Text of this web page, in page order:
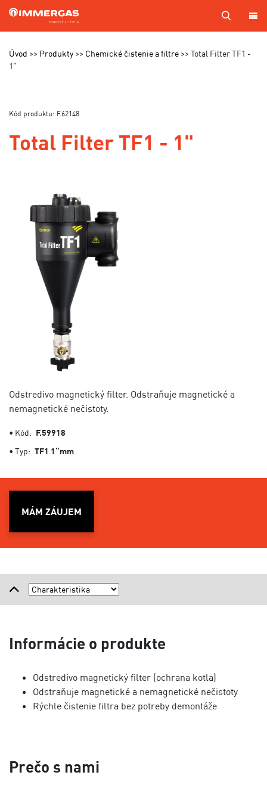
PRODUKTY
CENNÍKY
VÝROBA
Úvod Produkty Chemické čistenie a filtre
Total Filter TF1 -
1"
Kód produktu: F.62148
Total Filter TF1 - 1"
Odstredivo magnetický filter. Odstraňuje magnetické a
nemagnetické nečistoty.
• Kód: F.59918
• Typ: TF1 1“mm
MÁM ZÁUJEM
Informácie o produkte
Odstredivo magnetický filter (ochrana kotla)
Odstraňuje magnetické a nemagnetické nečistoty
Rýchle čistenie filtra bez potreby demontáže
Prečo s nami